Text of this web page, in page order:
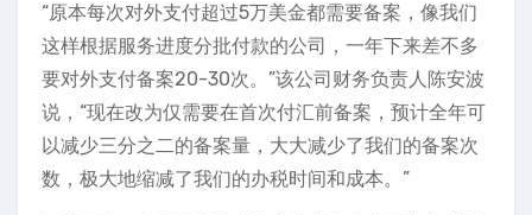
“原本每次对外支付超过5万美金都需要备案，像我们
这样根据服务进度分批付款的公司，一年下来差不多
要对外支付备案20-30次。”该公司财务负责人陈安波
说，“现在改为仅需要在首次付汇前备案，预计全年可
以减少三分之二的备案量，大大减少了我们的备案次
数，极大地缩减了我们的办税时间和成本。”